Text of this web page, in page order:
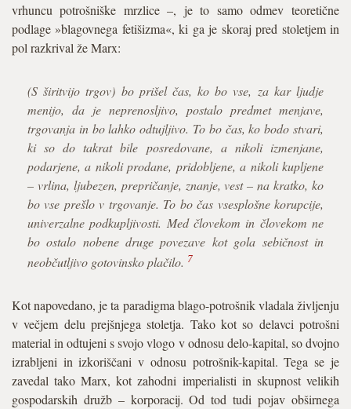
vrhuncu potrošniške mrzlice –, je to samo odmev teoretične
podlage »blagovnega fetišizma«, ki ga je skoraj pred stoletjem in
pol razkrival že Marx:
(S širitvijo trgov) bo prišel čas, ko bo vse, za kar ljudje
menijo, da je neprenosljivo, postalo predmet menjave,
trgovanja in bo lahko odtujljivo. To bo čas, ko bodo stvari,
ki so do takrat bile posredovane, a nikoli izmenjane,
podarjene, a nikoli prodane, pridobljene, a nikoli kupljene
– vrlina, ljubezen, prepričanje, znanje, vest – na kratko, ko
bo vse prešlo v trgovanje. To bo čas vsesplošne korupcije,
univerzalne podkupljivosti. Med človekom in človekom ne
bo ostalo nobene druge povezave kot gola sebičnost in
neobčutljivo gotovinsko plačilo. 7
Kot napovedano, je ta paradigma blago-potrošnik vladala življenju
v večjem delu prejšnjega stoletja. Tako kot so delavci potrošni
material in odtujeni s svojo vlogo v odnosu delo-kapital, so dvojno
izrabljeni in izkoriščani v odnosu potrošnik-kapital. Tega se je
zavedal tako Marx, kot zahodni imperialisti in skupnost velikih
gospodarskih družb – korporacij. Od tod tudi pojav obširnega